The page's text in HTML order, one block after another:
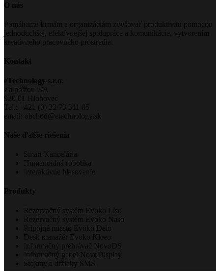
O nás
Pomáhame firmám a organizáciám zvyšovať produktivitu pomocou
jednoduchšej, efektívnejšej spolupráce a komunikácie, vytvorením
kreatívneho pracovného prostredia.
Kontakt
eTechnology s.r.o.
Za poštou 7/A
920 01 Hlohovec
Tel.: +421 (0) 33/73 311 05
email: obchod@etechnology.sk
Naše ďalšie riešenia
Smart Kancelária
Humanoidná robotika
Interaktívne hlasovanie
Produkty
Rezervačný systém Evoko Liso
Rezervačný systém Evoko Naso
Prípojné miesto Evoko Delo
Desk manažér Evoko Kleeo
Informačný prehrávač NovoDS
Informačný panel NovoDisplay
Stojany a držiaky SMS